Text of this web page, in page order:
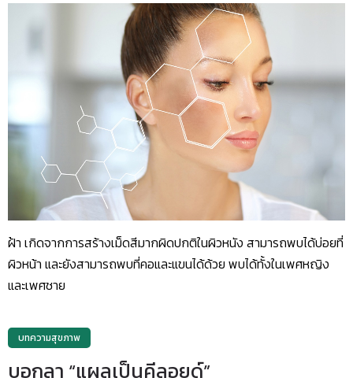
ฝ้า เกิดจากการสร้างเม็ดสีมากผิดปกติในผิวหนัง สามารถพบได้บ่อยที่
ผิวหน้า และยังสามารถพบที่คอและแขนได้ด้วย พบได้ทั้งในเพศหญิง
และเพศชาย
บทความสุขภาพ
บอกลา “แผลเป็นคีลอยด์”